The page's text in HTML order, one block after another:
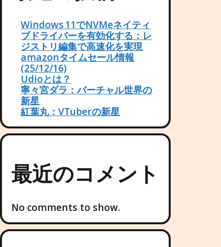
Windows 11でNVMeネイティ
ブドライバーを有効化する：レ
ジストリ編集で高速化を実現
amazonタイムセール情報
(25/12/16)
Udioとは？
寧々宮ダラ：バーチャル世界の
新星
紅葉丸：VTuberの新星
最近のコメント
No comments to show.